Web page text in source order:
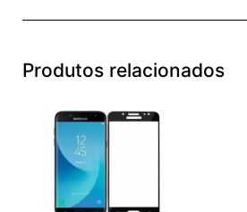
Produtos relacionados